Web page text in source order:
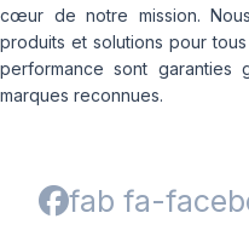
cœur de notre mission.
produits et solutions pour
performance sont garanties
marques reconnues.
fab fa-